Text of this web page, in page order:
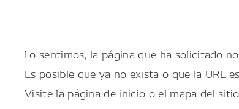
Lo sentimos, la página que ha solicitado
Es posible que ya no exista o que la URL
Visite la página de inicio o el mapa del